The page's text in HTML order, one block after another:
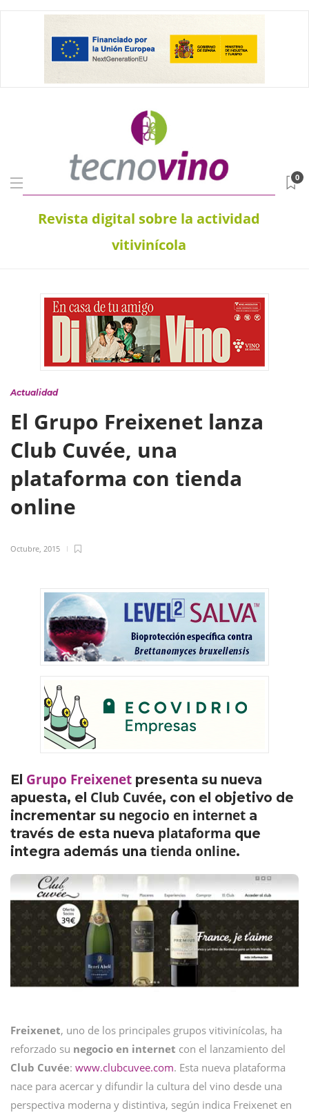
Revista digital sobre la actividad
vitivinícola
0
Actualidad
El Grupo Freixenet lanza
Club Cuvée, una
plataforma con tienda
online
Octubre, 2015
El Grupo Freixenet presenta su nueva
apuesta, el Club Cuvée, con el objetivo de
incrementar su negocio en internet a
través de esta nueva plataforma que
integra además una tienda online.
Freixenet, uno de los principales grupos vitivinícolas, ha
reforzado su negocio en internet con el lanzamiento del
Club Cuvée: www.clubcuvee.com. Esta nueva plataforma
nace para acercar y difundir la cultura del vino desde una
perspectiva moderna y distintiva, según indica Freixenet en